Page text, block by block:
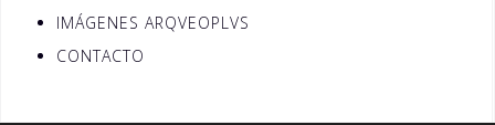
IMÁGENES ARQVEOPLVS
CONTACTO